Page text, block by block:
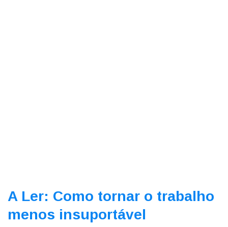
A Ler: Como tornar o trabalho
menos insuportável